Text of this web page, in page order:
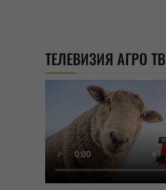
ТЕЛЕВИЗИЯ АГРО ТВ